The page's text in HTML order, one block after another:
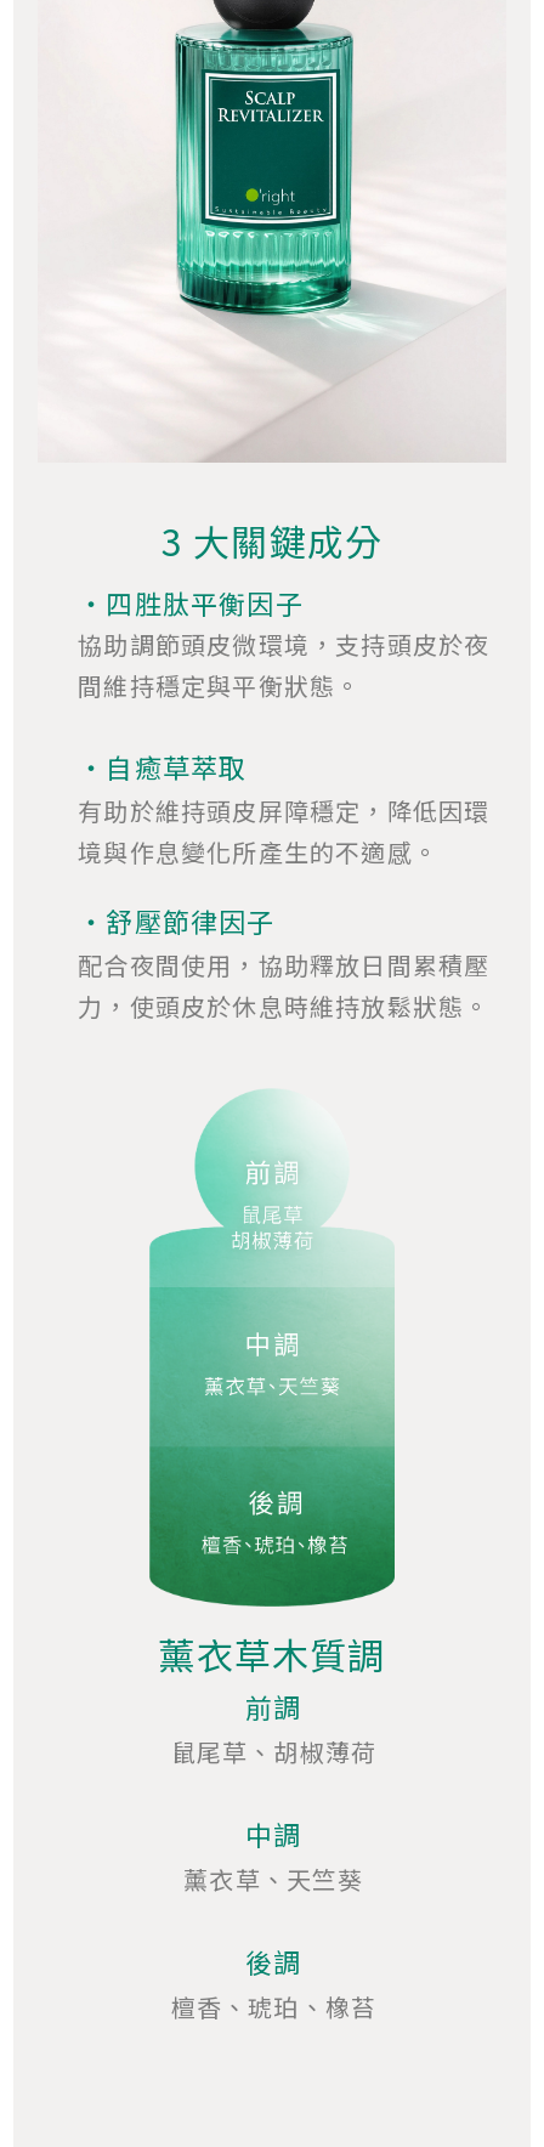
3 大關鍵成分
・四胜肽平衡因子
協助調節頭皮微環境，支持頭皮於夜
間維持穩定與平衡狀態。
・自癒草萃取
有助於維持頭皮屏障穩定，降低因環
境與作息變化所產生的不適感。
・舒壓節律因子
配合夜間使用，協助釋放日間累積壓
力，使頭皮於休息時維持放鬆狀態。
薰衣草木質調
前調
鼠尾草、胡椒薄荷
中調
薰衣草、天竺葵
後調
檀香、琥珀、橡苔